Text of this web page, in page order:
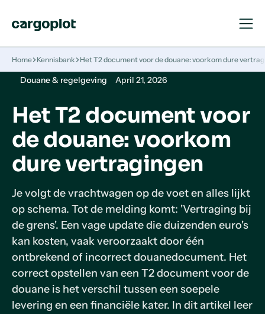
Open
Close
Home Kennisbank Het T2 document voor de douane: voorkom dure
Douane & regelgeving April 21, 2026
Het T2 document voor
de douane: voorkom
dure vertragingen
Je volgt de vrachtwagen op de voet en alles lijkt
op schema. Tot de melding komt: 'Vertraging bij
de grens'. Een vage update die duizenden euro's
kan kosten, vaak veroorzaakt door één
ontbrekend of incorrect douanedocument. Het
correct opstellen van een T2 document voor de
douane is het verschil tussen een soepele
levering en een financiële kater. In dit artikel leer